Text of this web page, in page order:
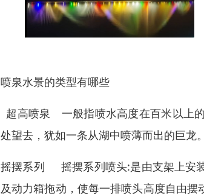
喷泉水景的类型有哪些
超高喷泉 一般指喷水高度在百米以上
处望去，犹如一条从湖中喷薄而出的巨
摇摆系列 摇摆系列喷头:是由支架上安
及动力箱拖动，使每一排喷头高度自由